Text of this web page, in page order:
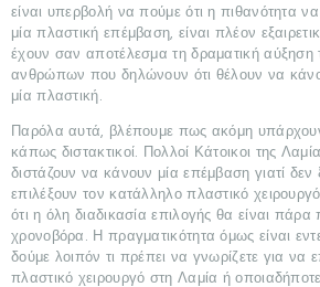
είναι υπερβολή να πούμε ότι η πιθανότητα
μία πλαστική επέμβαση, είναι πλέον
έχουν σαν αποτέλεσμα τη δραματική αύξηση
ανθρώπων που δηλώνουν ότι θέλουν να
μία πλαστική.
Παρόλα αυτά, βλέπουμε πως ακόμη υπάρχουν
κάπως διστακτικοί. Πολλοί Κάτοικοι της
διστάζουν να κάνουν μία επέμβαση γιατί
επιλέξουν τον κατάλληλο πλαστικό χειρουργό
ότι η όλη διαδικασία επιλογής θα είναι
χρονοβόρα. Η πραγματικότητα όμως είναι
δούμε λοιπόν τι πρέπει να γνωρίζετε για να
πλαστικό χειρουργό στη Λαμία ή